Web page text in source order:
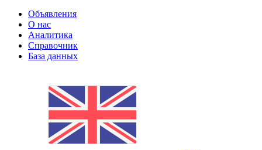
Объявления
О нас
Аналитика
Справочник
База данных